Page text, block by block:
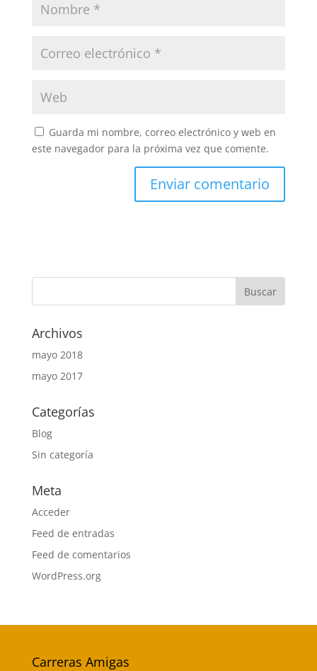
Guarda mi nombre, correo electrónico y web en
este navegador para la próxima vez que comente.
Archivos
mayo 2018
mayo 2017
Categorías
Blog
Sin categoría
Meta
Acceder
Feed de entradas
Feed de comentarios
WordPress.org
Carreras Amigas